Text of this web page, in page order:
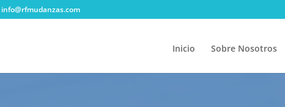
info@rfmudanzas.com
Inicio Sobre Nosotros